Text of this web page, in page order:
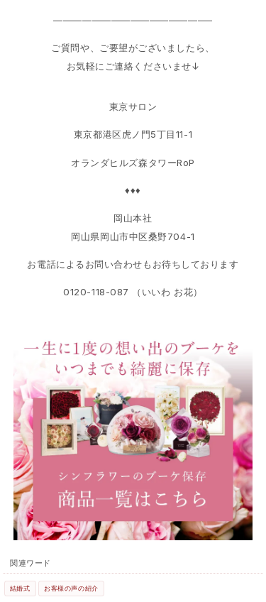
————————————————–
ご質問や、ご要望がございましたら、
お気軽にご連絡くださいませ↓
東京サロン
東京都港区虎ノ門5丁目11-1
オランダヒルズ森タワーRoP
♦♦♦
岡山本社
岡山県岡山市中区桑野704-1
お電話によるお問い合わせもお待ちしております
0120-118-087 （いいわ お花）
関連ワード
結婚式 お客様の声の紹介